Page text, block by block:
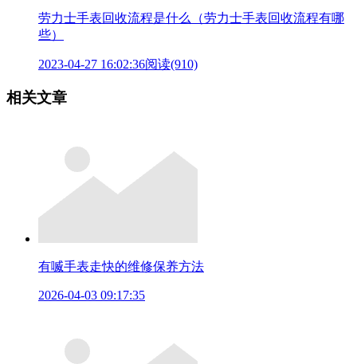
劳力士手表回收流程是什么（劳力士手表回收流程有哪
些）
2023-04-27 16:02:36阅读(910)
相关文章
有喴手表走快的维修保养方法
2026-04-03 09:17:35